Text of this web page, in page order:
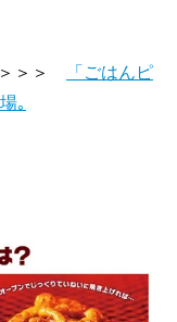
＞＞＞
「ごはんピ
｡